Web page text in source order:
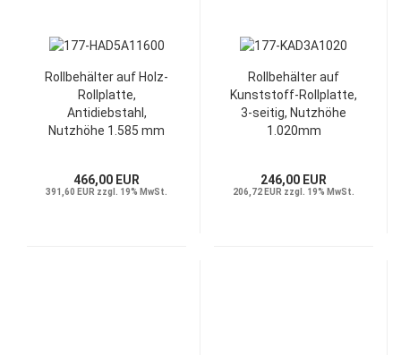
Rollbehälter auf Holz-
Rollplatte,
Antidiebstahl,
Nutzhöhe 1.585 mm
466,00 EUR
391,60 EUR zzgl. 19% MwSt.
Rollbehälter auf
Kunststoff-Rollplatte,
3-seitig, Nutzhöhe
1.020mm
246,00 EUR
206,72 EUR zzgl. 19% MwSt.